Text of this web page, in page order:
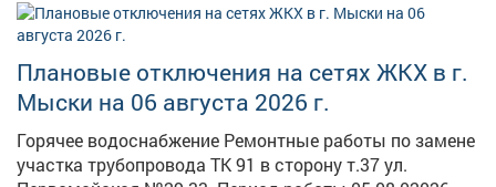
перенесли на неопределённое время. В СУ СК по
Кузбассу возбуждено уголовное дело. Председатель
Следственного комитета Александр Бастрыкин
поручил и.о. руководителя кузбасского управления
Александру Кустову доложить о ходе расследования
и мерах по защите прав граждан.
Плановые отключения на сетях ЖКХ в г.
Мыски на 06 августа 2026 г.
Горячее водоснабжение Ремонтные работы по замене
участка трубопровода ТК 91 в сторону т.37 ул.